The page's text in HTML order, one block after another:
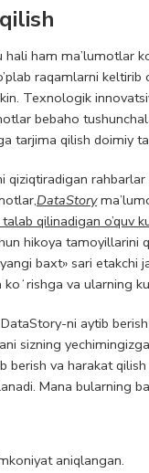
ham ma’lumotlar
raqamlarni
Texnologik
bebaho
tarjima qilish doimiy
DataStory
talab qilinadigan o’quv
hikoya tamoyillarini
baxt» sari
va ularning
ni aytib
sizning
va harakat
Mana bularning
aniqlangan.